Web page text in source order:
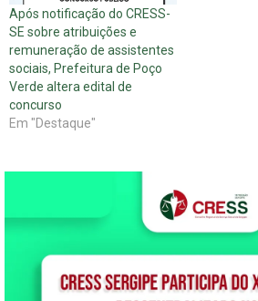
Após notificação do CRESS-
SE sobre atribuições e
remuneração de assistentes
sociais, Prefeitura de Poço
Verde altera edital de
concurso
Em "Destaque"